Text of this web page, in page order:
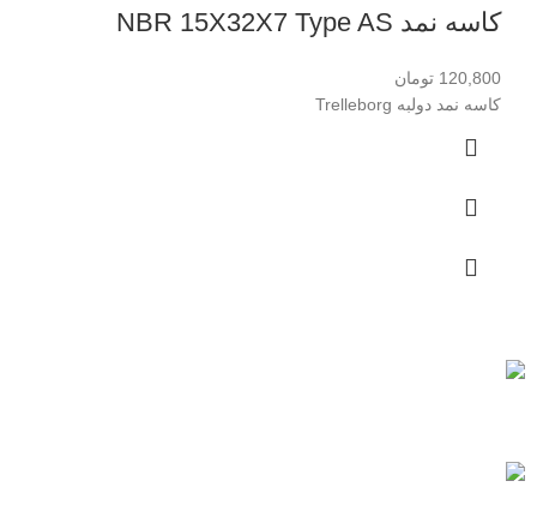
کاسه نمد NBR 15X32X7 Type AS
120,800 تومان
کاسه نمد دولبه Trelleborg